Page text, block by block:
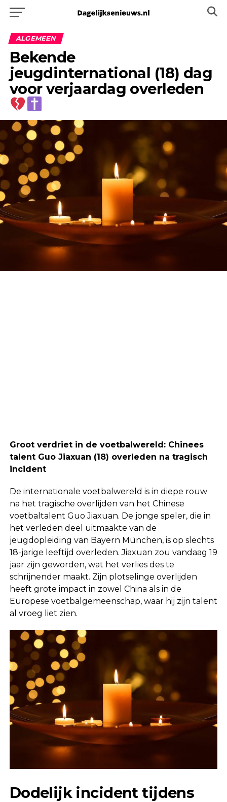
ALGEMEEN
Bekende
jeugdinternational (18) dag
voor verjaardag overleden
Groot verdriet in de voetbalwereld: Chinees
talent Guo Jiaxuan (18) overleden na tragisch
incident
De internationale voetbalwereld is in diepe rouw
na het tragische overlijden van het Chinese
voetbaltalent Guo Jiaxuan. De jonge speler, die in
het verleden deel uitmaakte van de
jeugdopleiding van Bayern München, is op slechts
18-jarige leeftijd overleden. Jiaxuan zou vandaag 19
jaar zijn geworden, wat het verlies des te
schrijnender maakt. Zijn plotselinge overlijden
heeft grote impact in zowel China als in de
Europese voetbalgemeenschap, waar hij zijn talent
al vroeg liet zien.
Dodelijk incident tijdens